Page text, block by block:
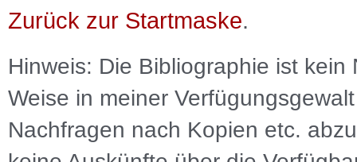
Zurück zur Startmaske.
Hinweis: Die Bibliographie ist kein
Weise in meiner
Nachfragen nach Kopien etc.